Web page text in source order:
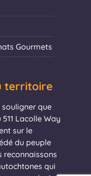
Gourmets
territoire
que
Lacolle Way
sur le
du peuple
reconnaissons
qui